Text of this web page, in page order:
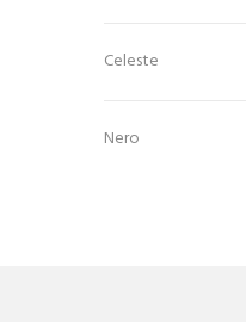
Celeste
Nero